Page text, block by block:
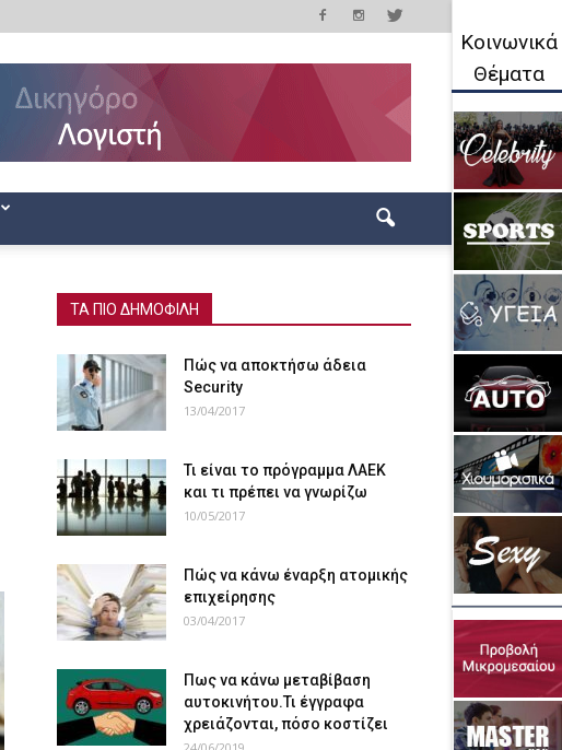
ΤΑ ΠΙΟ ΔΗΜΟΦΙΛΗ
Πώς να αποκτήσω άδεια
Security
13/04/2017
Τι είναι το πρόγραμμα ΛΑΕΚ
και τι πρέπει να γνωρίζω
10/05/2017
Πώς να κάνω έναρξη ατομικής
επιχείρησης
03/04/2017
Πως να κάνω μεταβίβαση
αυτοκινήτου.Τι έγγραφα
χρειάζονται, πόσο κοστίζει
Κοινωνικά
Θέματα